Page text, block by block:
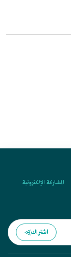
المشاركة الإلكترونية
اشتراك